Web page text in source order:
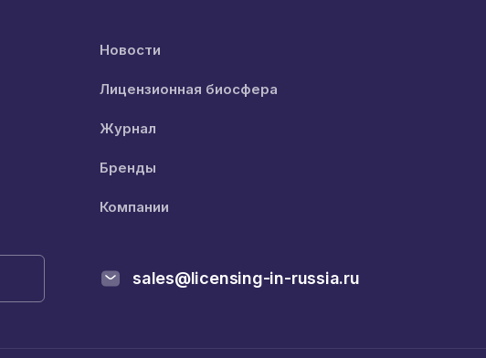
Новости
Лицензионная биосфера
Журнал
Бренды
Компании
sales@licensing-in-russia.ru